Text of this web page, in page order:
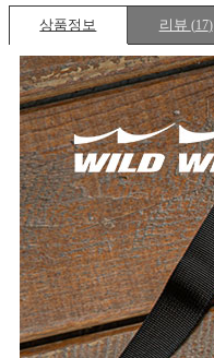
상품정보 리뷰 (17)